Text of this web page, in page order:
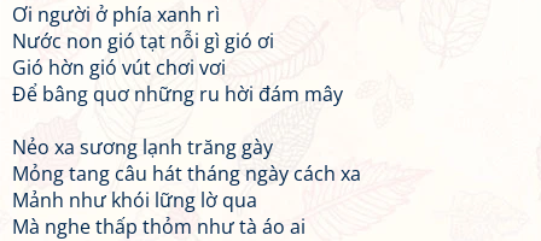
Ơi người ở phía xanh rì
Nước non gió tạt nỗi gì gió ơi
Gió hờn gió vút chơi vơi
Để bâng quơ những ru hời đám mây
Nẻo xa sương lạnh trăng gày
Mỏng tang câu hát tháng ngày cách xa
Mảnh như khói lững lờ qua
Mà nghe thấp thỏm như tà áo ai